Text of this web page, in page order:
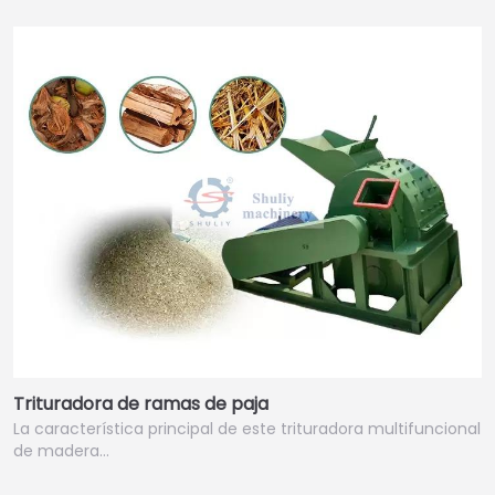
Trituradora de ramas de paja
La característica principal de este trituradora multifuncional
de madera…